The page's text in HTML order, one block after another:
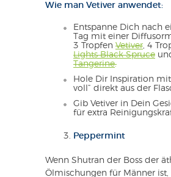
Wie man Vetiver anwendet:
Entspanne Dich nach
Tag mit einer
3 Tropfen Vetiver , 4
Lights Black Spruce
Tangerine.
Hole Dir Inspiration mit
voll” direkt aus der
Gib Vetiver in Dein
für extra
Peppermint
Wenn Shutran der Boss der
Ölmischungen für Männer ist,